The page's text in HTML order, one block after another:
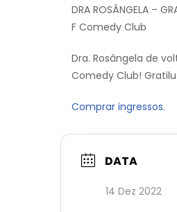
DRA ROSÂNGELA –
F Comedy Club
Dra. Rosângela de
Comedy Club!
Comprar ingressos.
DATA
14 Dez 2022